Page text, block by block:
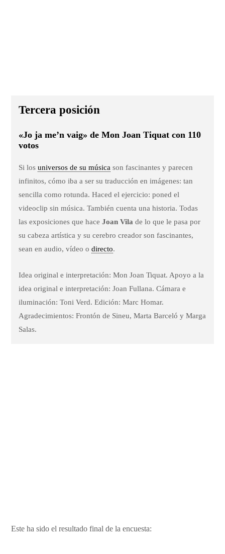
Tercera posición
«Jo ja me’n vaig» de Mon Joan Tiquat con 110
votos
Si losuniversos de su música son fascinantes y parecen
infinitos, cómo iba a ser su traducción en imágenes: tan
sencilla como rotunda. Haced el ejercicio: poned el
videoclip sin música. También cuenta una historia. Todas
las exposiciones que haceJoan Vila de lo que le pasa por
su cabeza artística y su cerebro creador son fascinantes,
sean en audio, vídeo odirecto.
Idea original e interpretación: Mon Joan Tiquat. Apoyo a la
idea original e interpretación: Joan Fullana. Cámara e
iluminación: Toni Verd. Edición: Marc Homar.
Agradecimientos: Frontón de Sineu, Marta Barceló y Marga
Salas.
Este ha sido el resultado final de la encuesta: